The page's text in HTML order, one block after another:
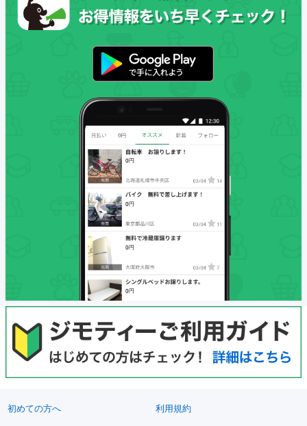
初めての方へ 利用規約